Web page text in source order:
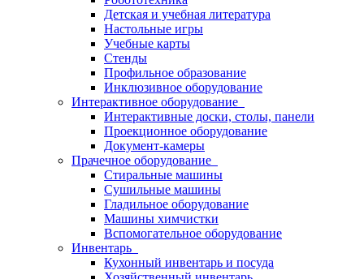
Детская и учебная литература
Настольные игры
Учебные карты
Стенды
Профильное образование
Инклюзивное оборудование
Интерактивное оборудование
Интерактивные доски, столы, панели
Проекционное оборудование
Документ-камеры
Прачечное оборудование
Стиральные машины
Сушильные машины
Гладильное оборудование
Машины химчистки
Вспомогательное оборудование
Инвентарь
Кухонный инвентарь и посуда